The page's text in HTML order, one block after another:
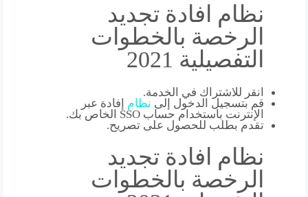
نظام افادة تجديد
الرخصة بالخطوات
التفصيلية 2021
انقر للاشتراك في الخدمة.
قم بتسجيل الدخول إلى نظام
إفادة عبر
الإنترنت باستخدام حساب SSO الخاص بك.
تقدم بطلب للحصول على تصريح.
نظام افادة تجديد
الرخصة بالخطوات